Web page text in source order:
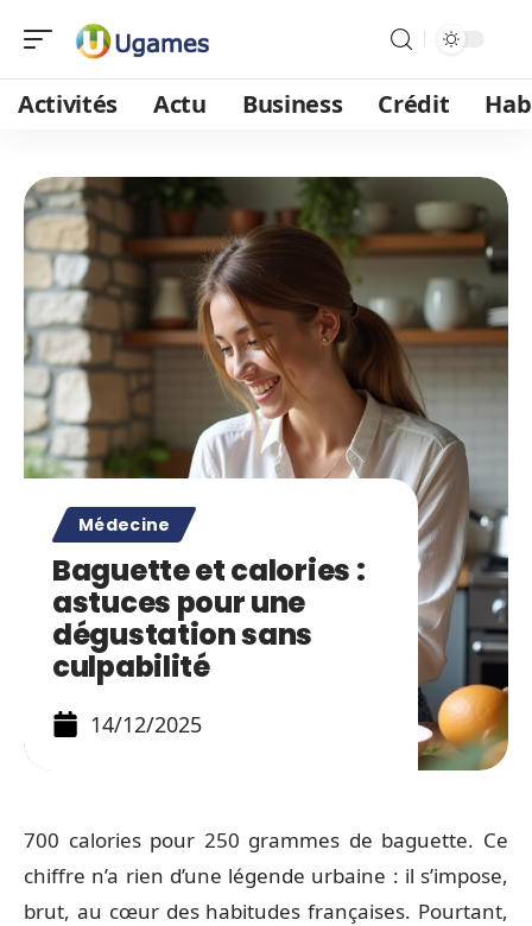
Activités Actu Business Crédit
Médecine
Baguette et calories :
astuces pour une
dégustation sans
culpabilité
14/12/2025
700 calories pour 250 grammes de baguette. Ce
chiffre n’a rien d’une légende urbaine : il s’impose,
brut, au cœur des habitudes françaises. Pourtant,